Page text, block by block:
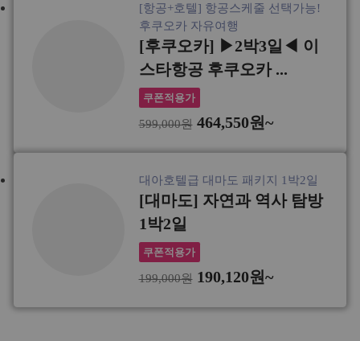
[항공+호텔] 항공스케줄 선택가능!
후쿠오카 자유여행
[후쿠오카] ▶2박3일◀ 이
스타항공 후쿠오카 ...
쿠폰적용가
599,000원 464,550원~
대아호텔급 대마도 패키지 1박2일
[대마도] 자연과 역사 탐방
1박2일
쿠폰적용가
199,000원 190,120원~